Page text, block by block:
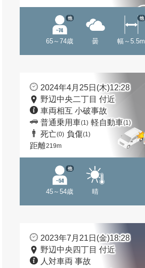
65～74歳
他
曇 幅～5.5m
他
2024年4月25日(木)12:28
野辺中央二丁目 付近
車両相互 小破事故
普通乗用車(1) 軽自動車(1)
死亡(0) 負傷(1)
距離219m
45～54歳
他
晴
2023年7月21日(金)18:28
野辺中央四丁目 付近
人対車両 事故